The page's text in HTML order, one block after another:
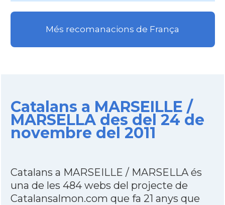
Més recomanacions de França
Catalans a MARSEILLE /
MARSELLA des del 24 de
novembre del 2011
Catalans a MARSEILLE / MARSELLA és
una de les 484 webs del projecte de
Catalansalmon.com que fa 21 anys que